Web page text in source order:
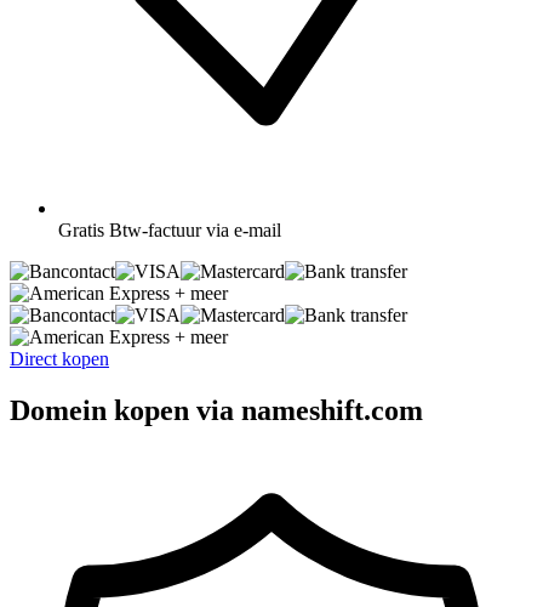
Gratis Btw-factuur via e-mail
+ meer
+ meer
Direct kopen
Domein kopen via nameshift.com